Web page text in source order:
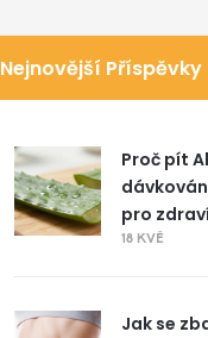
Nejnovější Příspěvky
Proč pít
pro
18 KVĚ
Jak se